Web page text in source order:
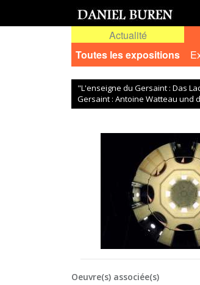
Actualité
Toutes les expositions
"L'enseigne du Gersaint : Das
Gersaint : Antoine Watteau und
Oeuvre(s) associée(s)